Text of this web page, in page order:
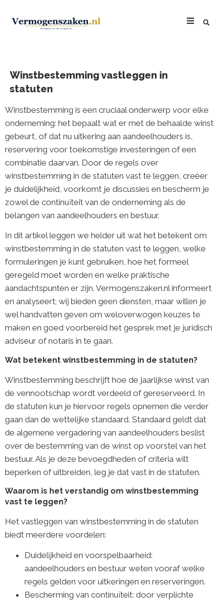
Winstbestemming vastleggen in
statuten
Winstbestemming is een cruciaal onderwerp voor elke
onderneming: het bepaalt wat er met de behaalde winst
gebeurt, of dat nu uitkering aan aandeelhouders is,
reservering voor toekomstige investeringen of een
combinatie daarvan. Door de regels over
winstbestemming in de statuten vast te leggen, creëer
je duidelijkheid, voorkomt je discussies en bescherm je
zowel de continuïteit van de onderneming als de
belangen van aandeelhouders en bestuur.
In dit artikel leggen we helder uit wat het betekent om
winstbestemming in de statuten vast te leggen, welke
formuleringen je kunt gebruiken, hoe het formeel
geregeld moet worden en welke praktische
aandachtspunten er zijn. Vermogenszaken.nl informeert
en analyseert; wij bieden geen diensten, maar willen je
wel handvatten geven om weloverwogen keuzes te
maken en goed voorbereid het gesprek met je juridisch
adviseur of notaris in te gaan.
Wat betekent winstbestemming in de statuten?
Winstbestemming beschrijft hoe de jaarlijkse winst van
de vennootschap wordt verdeeld of gereserveerd. In
de statuten kun je hiervoor regels opnemen die verder
gaan dan de wettelijke standaard. Standaard geldt dat
de algemene vergadering van aandeelhouders beslist
over de bestemming van de winst op voorstel van het
bestuur. Als je deze bevoegdheden of criteria wilt
beperken of uitbreiden, leg je dat vast in de statuten.
Waarom is het verstandig om winstbestemming
vast te leggen?
Het vastleggen van winstbestemming in de statuten
biedt meerdere voordelen:
Duidelijkheid en voorspelbaarheid:
aandeelhouders en bestuur weten vooraf welke
regels gelden voor uitkeringen en reserveringen.
Bescherming van continuïteit: door verplichte